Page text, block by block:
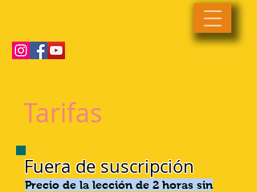
Tarifas
Fuera de suscripción
Precio de la lección de 2 horas sin